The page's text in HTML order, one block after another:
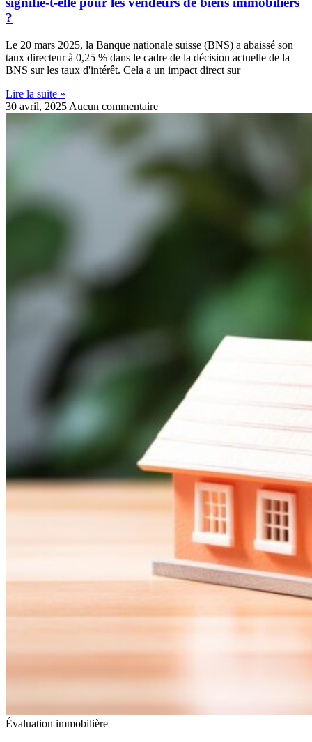
?
Le 20 mars 2025, la Banque nationale suisse (BNS) a abaissé son
taux directeur à 0,25 % dans le cadre de la décision actuelle de la
BNS sur les taux d'intérêt. Cela a un impact direct sur
Lire la suite »
30 avril, 2025 Aucun commentaire
Évaluation immobilière